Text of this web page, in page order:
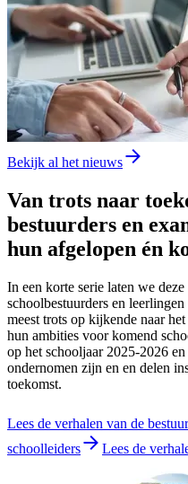
Bekijk al het nieuws
Van trots naar
bestuurders en
hun afgelopen én
In een korte serie laten we
schoolbestuurders en
meest trots op kijkende naar
hun ambities voor komend
op het schooljaar 2025-2026
ondernomen zijn en en delen
toekomst.
Lees de verhalen van de
schoolleiders
Lees de